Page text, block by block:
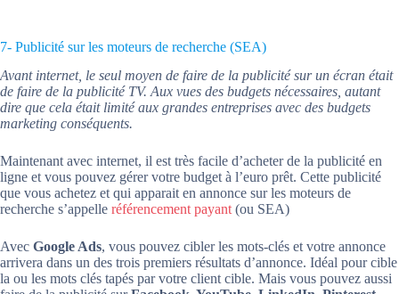
7- Publicité sur les moteurs de recherche (SEA)
Avant internet, le seul moyen de faire de la publicité sur un écran était
de faire de la publicité TV. Aux vues des budgets nécessaires, autant
dire que cela était limité aux grandes entreprises avec des budgets
marketing conséquents.
Maintenant avec internet, il est très facile d’acheter de la publicité en
ligne et vous pouvez gérer votre budget à l’euro prêt. Cette publicité
que vous achetez et qui apparait en annonce sur les moteurs de
recherche s’appelle référencement payant (ou SEA)
Avec Google Ads, vous pouvez cibler les mots-clés et votre annonce
arrivera dans un des trois premiers résultats d’annonce. Idéal pour cible
la ou les mots clés tapés par votre client cible. Mais vous pouvez aussi